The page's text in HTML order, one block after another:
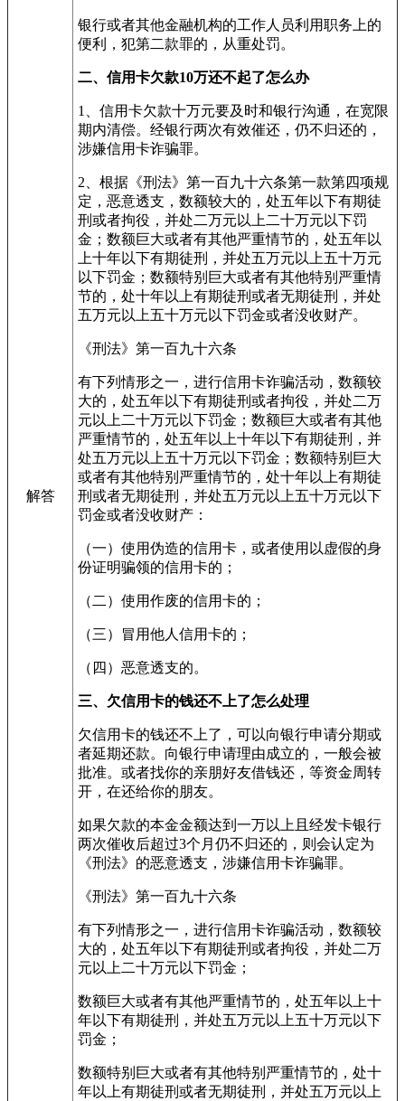
解答
银行或者其他金融机构的工作人员利用职务上的
便利，犯第二款罪的，从重处罚。
二、信用卡欠款10万还不起了怎么办
1、信用卡欠款十万元要及时和银行沟通，在宽限
期内清偿。经银行两次有效催还，仍不归还的，
涉嫌信用卡诈骗罪。
2、根据《刑法》第一百九十六条第一款第四项规
定，恶意透支，数额较大的，处五年以下有期徒
刑或者拘役，并处二万元以上二十万元以下罚
金；数额巨大或者有其他严重情节的，处五年以
上十年以下有期徒刑，并处五万元以上五十万元
以下罚金；数额特别巨大或者有其他特别严重情
节的，处十年以上有期徒刑或者无期徒刑，并处
五万元以上五十万元以下罚金或者没收财产。
《刑法》第一百九十六条
有下列情形之一，进行信用卡诈骗活动，数额较
大的，处五年以下有期徒刑或者拘役，并处二万
元以上二十万元以下罚金；数额巨大或者有其他
严重情节的，处五年以上十年以下有期徒刑，并
处五万元以上五十万元以下罚金；数额特别巨大
或者有其他特别严重情节的，处十年以上有期徒
刑或者无期徒刑，并处五万元以上五十万元以下
罚金或者没收财产：
（一）使用伪造的信用卡，或者使用以虚假的身
份证明骗领的信用卡的；
（二）使用作废的信用卡的；
（三）冒用他人信用卡的；
（四）恶意透支的。
三、欠信用卡的钱还不上了怎么处理
欠信用卡的钱还不上了，可以向银行申请分期或
者延期还款。向银行申请理由成立的，一般会被
批准。或者找你的亲朋好友借钱还，等资金周转
开，在还给你的朋友。
如果欠款的本金金额达到一万以上且经发卡银行
两次催收后超过3个月仍不归还的，则会认定为
《刑法》的恶意透支，涉嫌信用卡诈骗罪。
《刑法》第一百九十六条
有下列情形之一，进行信用卡诈骗活动，数额较
大的，处五年以下有期徒刑或者拘役，并处二万
元以上二十万元以下罚金；
数额巨大或者有其他严重情节的，处五年以上十
年以下有期徒刑，并处五万元以上五十万元以下
罚金；
数额特别巨大或者有其他特别严重情节的，处十
年以上有期徒刑或者无期徒刑，并处五万元以上